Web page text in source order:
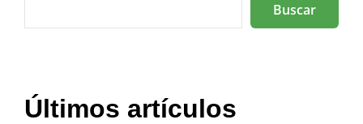
Buscar
Últimos artículos